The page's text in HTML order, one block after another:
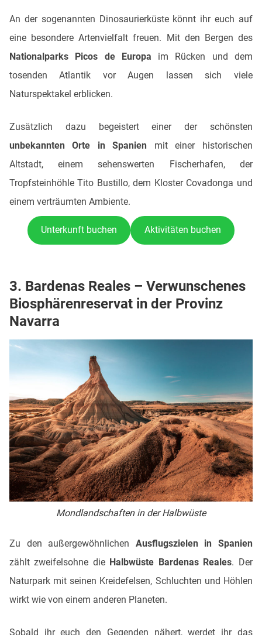
An der sogenannten Dinosaurierküste könnt ihr euch auf
eine besondere Artenvielfalt freuen. Mit den Bergen des
Nationalparks Picos de Europa im Rücken und dem
tosenden Atlantik vor Augen lassen sich viele
Naturspektakel erblicken.
Zusätzlich dazu begeistert einer der schönsten
unbekannten Orte in Spanien mit einer historischen
Altstadt, einem sehenswerten Fischerhafen, der
Tropfsteinhöhle Tito Bustillo, dem Kloster Covadonga und
einem verträumten Ambiente.
Unterkunft buchen Aktivitäten buchen
3. Bardenas Reales – Verwunschenes
Biosphärenreservat in der Provinz
Navarra
Mondlandschaften in der Halbwüste
Zu den außergewöhnlichen Ausflugszielen in Spanien
zählt zweifelsohne die Halbwüste Bardenas Reales. Der
Naturpark mit seinen Kreidefelsen, Schluchten und Höhlen
wirkt wie von einem anderen Planeten.
Sobald ihr euch den Gegenden nähert, werdet ihr das